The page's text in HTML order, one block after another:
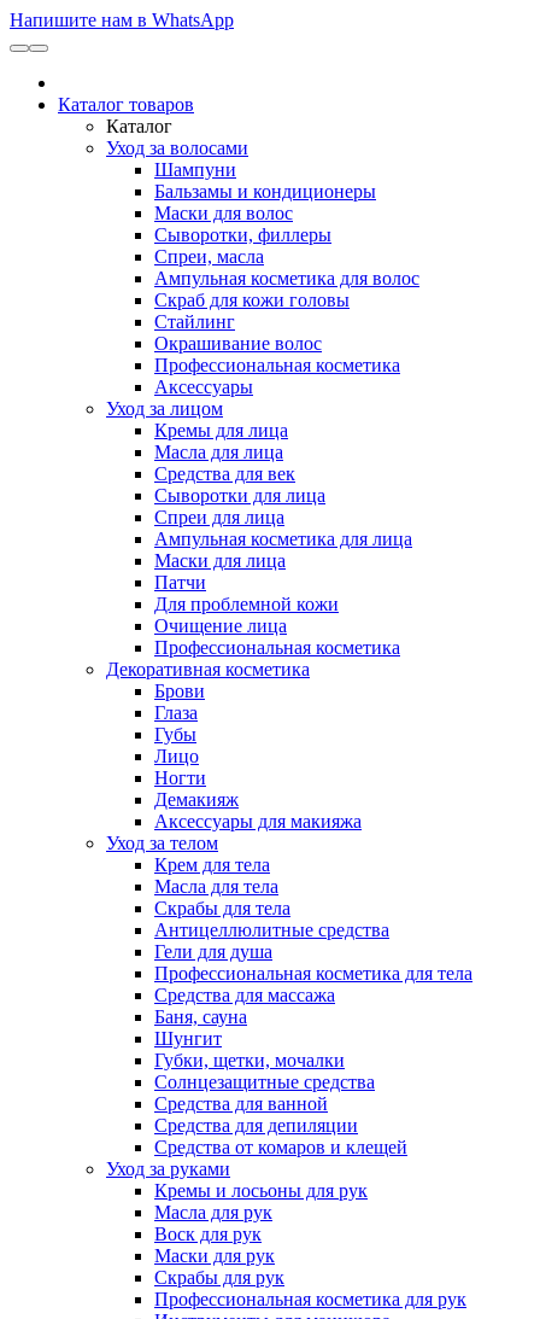
Напишите нам в WhatsApp
Каталог товаров
Каталог
Уход за волосами
Шампуни
Бальзамы и кондиционеры
Маски для волос
Сыворотки, филлеры
Спреи, масла
Ампульная косметика для волос
Скраб для кожи головы
Стайлинг
Окрашивание волос
Профессиональная косметика
Аксессуары
Уход за лицом
Кремы для лица
Масла для лица
Средства для век
Сыворотки для лица
Спреи для лица
Ампульная косметика для лица
Маски для лица
Патчи
Для проблемной кожи
Очищение лица
Профессиональная косметика
Декоративная косметика
Брови
Глаза
Губы
Лицо
Ногти
Демакияж
Аксессуары для макияжа
Уход за телом
Крем для тела
Масла для тела
Скрабы для тела
Антицеллюлитные средства
Гели для душа
Профессиональная косметика для тела
Средства для массажа
Баня, сауна
Шунгит
Губки, щетки, мочалки
Солнцезащитные средства
Средства для ванной
Средства для депиляции
Средства от комаров и клещей
Уход за руками
Кремы и лосьоны для рук
Масла для рук
Воск для рук
Маски для рук
Скрабы для рук
Профессиональная косметика для рук